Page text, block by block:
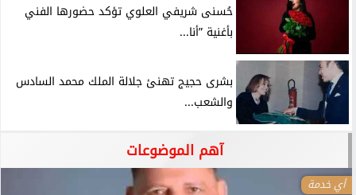
حُسنى شريفي العلوي تؤكد حضورها الفني
بأغنية ”أنا...
بشرى حجيج تهنئ جلالة الملك محمد السادس
والشعب...
آهم الموضوعات
أي خدمة